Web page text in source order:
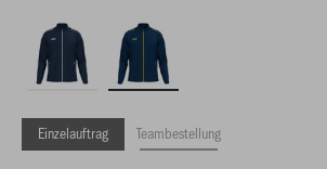
Einzelauftrag Teambestellung